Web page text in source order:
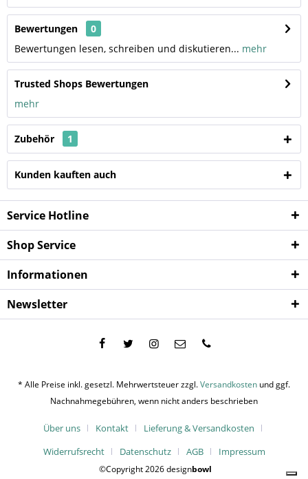
Bewertungen
0
Bewertungen lesen, schreiben und diskutieren... mehr
Trusted Shops Bewertungen
mehr
Zubehör 1
Kunden kauften auch
Service Hotline
Shop Service
Informationen
Newsletter
* Alle Preise inkl. gesetzl. Mehrwertsteuer zzgl.Versandkosten und ggf.
Nachnahmegebühren, wenn nicht anders beschrieben
Über uns Kontakt
Lieferung & Versandkosten
Widerrufsrecht
Datenschutz AGB Impressum
©Copyright 2026 designbowl